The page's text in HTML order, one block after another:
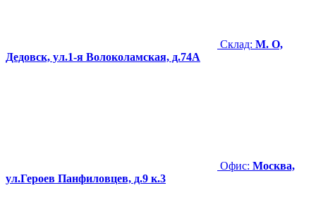
Склад: М. О,
Дедовск, ул.1-я Волоколамская, д.74А
Офис: Москва,
ул.Героев Панфиловцев, д.9 к.3